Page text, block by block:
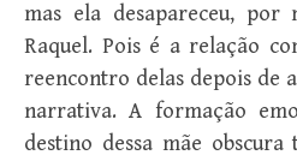
mas ela desapareceu, por
Raquel. Pois é a relação
reencontro delas depois de
narrativa. A formação
destino dessa mãe